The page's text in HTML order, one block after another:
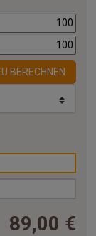
BERECHNEN
89,00 €